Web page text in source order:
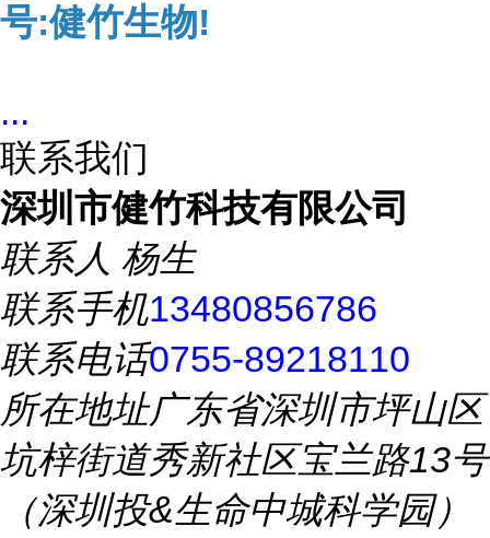
号:健竹生物!
...
联系我们
深圳市健竹科技有限公司
联系人 杨生
联系手机13480856786
联系电话0755-89218110
所在地址广东省深圳市坪山区
坑梓街道秀新社区宝兰路13号
（深圳投&生命中城科学园）